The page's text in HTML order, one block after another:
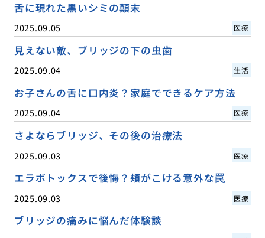
舌に現れた黒いシミの顛末
2025.09.05 医療
見えない敵、ブリッジの下の虫歯
2025.09.04 生活
お子さんの舌に口内炎？家庭でできるケア方法
2025.09.04 医療
さよならブリッジ、その後の治療法
2025.09.03 医療
エラボトックスで後悔？頬がこける意外な罠
2025.09.03 医療
ブリッジの痛みに悩んだ体験談